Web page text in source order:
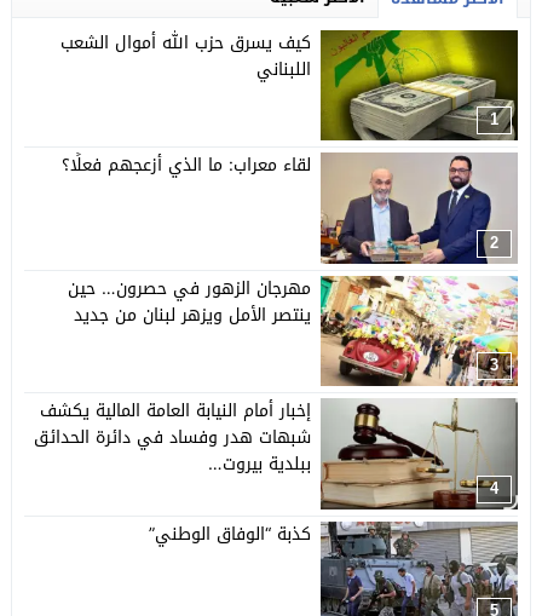
1
كيف يسرق حزب الله أموال الشعب
اللبناني
2
لقاء معراب: ما الذي أزعجهم فعلًا؟
3
مهرجان الزهور في حصرون… حين
ينتصر الأمل ويزهر لبنان من جديد
4
إخبار أمام النيابة العامة المالية يكشف
شبهات هدر وفساد في دائرة الحدائق
ببلدية بيروت…
5
كذبة “الوفاق الوطني”